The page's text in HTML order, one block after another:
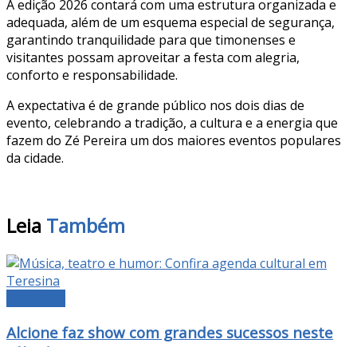
A edição 2026 contará com uma estrutura organizada e
adequada, além de um esquema especial de segurança,
garantindo tranquilidade para que timonenses e
visitantes possam aproveitar a festa com alegria,
conforto e responsabilidade.
A expectativa é de grande público nos dois dias de
evento, celebrando a tradição, a cultura e a energia que
fazem do Zé Pereira um dos maiores eventos populares
da cidade.
Leia Também
Alcione faz show com grandes sucessos neste